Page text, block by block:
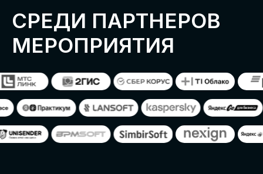
ОСТАВИТЬ
ЗАЯВКУ
Оставьте заявку, наши менеджеры